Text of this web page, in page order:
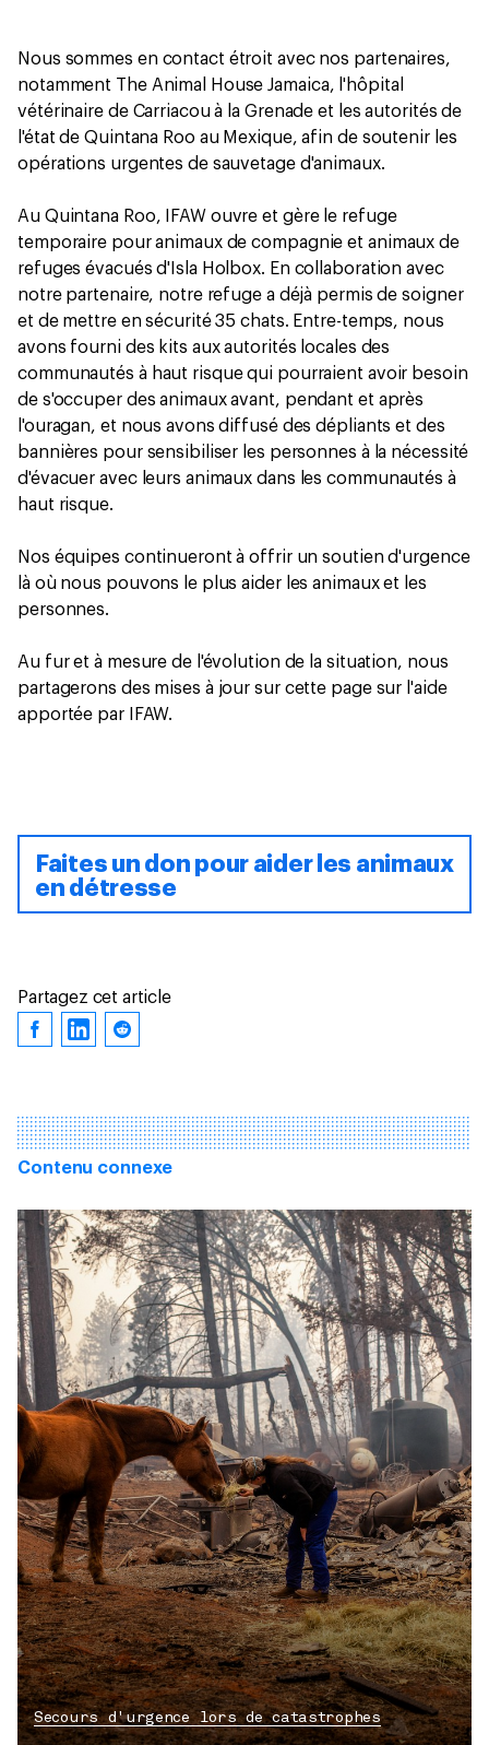
Nous sommes en contact étroit avec nos partenaires,
notamment The Animal House Jamaica, l'hôpital
vétérinaire de Carriacou à la Grenade et les autorités de
l'état de Quintana Roo au Mexique, afin de soutenir les
opérations urgentes de sauvetage d'animaux.
Au Quintana Roo, IFAW ouvre et gère le refuge
temporaire pour animaux de compagnie et animaux de
refuges évacués d'Isla Holbox. En collaboration avec
notre partenaire, notre refuge a déjà permis de soigner
et de mettre en sécurité 35 chats. Entre-temps, nous
avons fourni des kits aux autorités locales des
communautés à haut risque qui pourraient avoir besoin
de s'occuper des animaux avant, pendant et après
l'ouragan, et nous avons diffusé des dépliants et des
bannières pour sensibiliser les personnes à la nécessité
d'évacuer avec leurs animaux dans les communautés à
haut risque.
Nos équipes continueront à offrir un soutien d'urgence
là où nous pouvons le plus aider les animaux et les
personnes.
Au fur et à mesure de l'évolution de la situation, nous
partagerons des mises à jour sur cette page sur l'aide
apportée par IFAW.
Faites un don pour aider les animaux
en détresse
Partagez cet article
Contenu connexe
Secours d'urgence lors de catastrophes